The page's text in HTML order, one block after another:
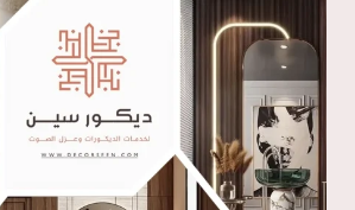
للغرف
الخبر،
الصوت
الشرقية